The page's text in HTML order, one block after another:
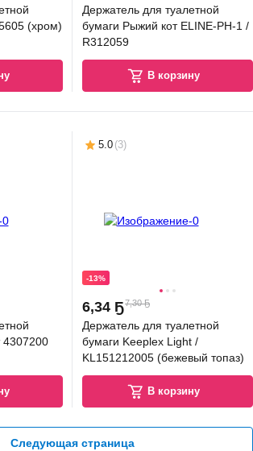
(хром)
Держатель для туалетной
бумаги Рыжий кот ELINE-PH-1 /
R312059
В корзину
5.0 (3)
-13%
6,34 Ҕ7,30 Ҕ
Держатель для туалетной
бумаги Keeplex Light /
KL151212005 (бежевый топаз)
В корзину
Следующая страница